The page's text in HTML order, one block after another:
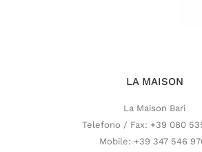
LA MAISON
La Maison Bari
Telefono / Fax: +39 080
Mobile: +39 347 546